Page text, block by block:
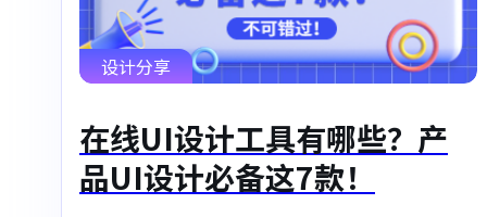
设计分享
在线UI设计工具有哪些？产
品UI设计必备这7款！